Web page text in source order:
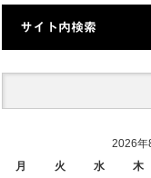
サイト内検索
2026年
月
火 水 木